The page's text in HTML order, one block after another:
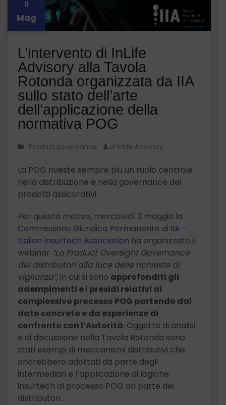
9
Mag
L’intervento di InLife
Advisory alla Tavola
Rotonda organizzata da IIA
sullo stato dell’arte
dell’applicazione della
normativa POG
Product governance di InLife Advisory
La POG riveste sempre più un ruolo centrale
nella distribuzione e nella governance dei
prodotti assicurativi.
Per questo motivo, mercoledì 3 maggio la
Commissione Giuridica Permanente di IIA –
Italian Insurtech Association ha organizzato il
webinar “La Product Oversight Governance
dei distributori alla luce delle richieste di
vigilanza”, in cui si sono approfonditi gli
adempimenti e i presidi relativi al
complessivo processo POG partendo dal
dato concreto e da esperienze di
confronto con l’Autorità. Oggetto di analisi
e di discussione nella Tavola Rotonda sono
stati esempi di meccanismi distributivi che
andrebbero adottati da parte degli
intermediari e l’applicazione di logiche
insurtech al processo POG da parte dei
distributori.